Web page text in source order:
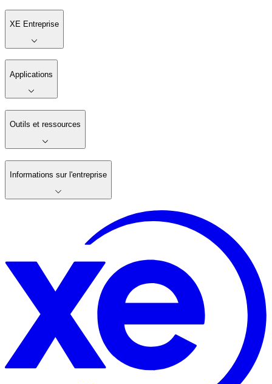
XE Entreprise
Applications
Outils et ressources
Informations sur l'entreprise